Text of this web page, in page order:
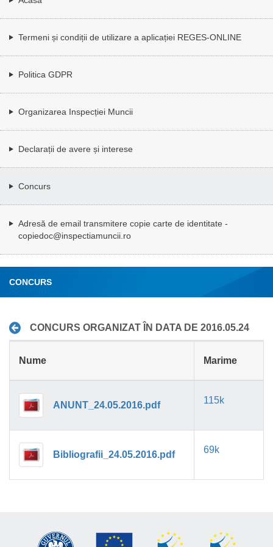
Termeni și condiții de utilizare a aplicației REGES-ONLINE
Politica GDPR
Organizarea Inspecției Muncii
Declarații de avere și interese
Concurs
Adresă de email transmitere copie carte de identitate -
copiedoc@inspectiamuncii.ro
CONCURS
CONCURS ORGANIZAT ÎN DATA DE 2016.05.24
Nume Marime
ANUNT_24.05.2016.pdf 115k
Bibliografii_24.05.2016.pdf 69k